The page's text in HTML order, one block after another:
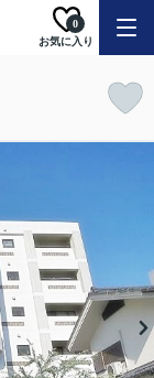
お気に入り
0